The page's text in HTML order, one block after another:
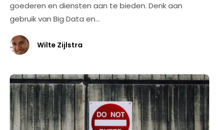
goederen en diensten aan te bieden. Denk aan
gebruik van Big Data en…
Wilte Zijlstra